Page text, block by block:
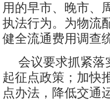
用的早市、晚市、
执法行为。为物流
健全流通费用调查
会议要求抓紧落
起征点政策；加快
点办法，降低交通